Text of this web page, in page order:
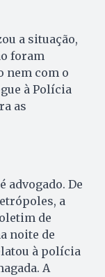
a situação,
foram
nem com o
à Polícia
as
advogado. De
a
de
noite de
à polícia
A